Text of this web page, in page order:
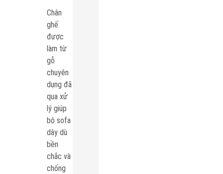
Chân
ghế
được
làm từ
gỗ
chuyên
dụng đã
qua xử
lý giúp
bộ sofa
dây dù
bền
chắc và
chống